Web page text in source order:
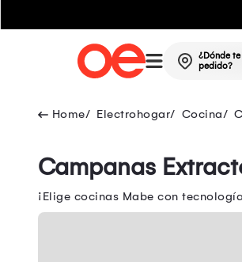
¿Dónde
pedido?
Electrohogar Cocina
Campanas
¡Elige cocinas Mabe con